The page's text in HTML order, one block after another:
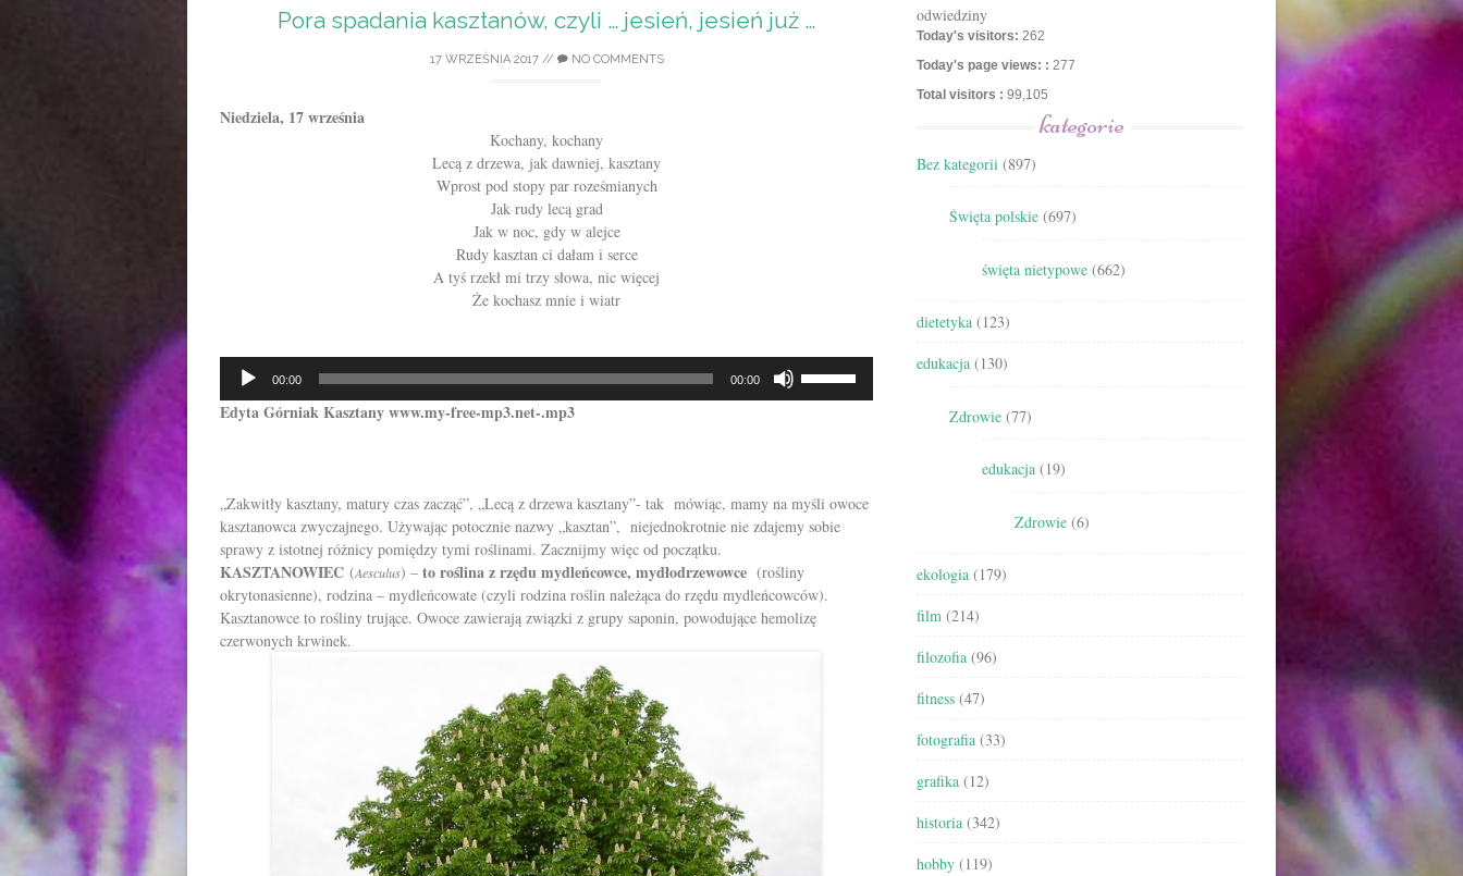
Pora spadania kasztanów, czyli … jesień, jesień już …
17 WRZEŚNIA 2017// NO COMMENTS
Niedziela, 17 września
Kochany, kochany
Lecą z drzewa, jak dawniej, kasztany
Wprost pod stopy par roześmianych
Jak rudy lecą grad
Jak w noc, gdy w alejce
Rudy kasztan ci dałam i serce
A tyś rzekł mi trzy słowa, nic więcej
Że kochasz mnie i wiatr
Odtwarzacz
plików
dźwiękowych
00:00 00:00
zwiększyć
lub
głośność.
Edyta Górniak Kasztany www.my-free-mp3.net-.mp3
„Zakwitły kasztany, matury czas zacząć”, „Lecą z drzewa kasztany”- tak mówiąc, mamy na myśli owoce
kasztanowca zwyczajnego. Używając potocznie nazwy „kasztan”, niejednokrotnie nie zdajemy sobie
sprawy z istotnej różnicy pomiędzy tymi roślinami. Zacznijmy więc od początku.
KASZTANOWIEC (Aesculus) – to roślina z rzędu mydleńcowce, mydłodrzewowce (rośliny
okrytonasienne), rodzina – mydleńcowate (czyli rodzina roślin należąca do rzędu mydleńcowców).
Kasztanowce to rośliny trujące. Owoce zawierają związki z grupy saponin, powodujące hemolizę
czerwonych krwinek.
odwiedziny
Today's visitors: 262
Today's page views: : 277
Total visitors : 99,105
kategorie
Bez kategorii (897)
Święta polskie (697)
święta nietypowe (662)
dietetyka (123)
edukacja (130)
Zdrowie (77)
edukacja (19)
Zdrowie (6)
ekologia (179)
film (214)
filozofia (96)
fitness (47)
fotografia (33)
grafika (12)
historia (342)
hobby (119)